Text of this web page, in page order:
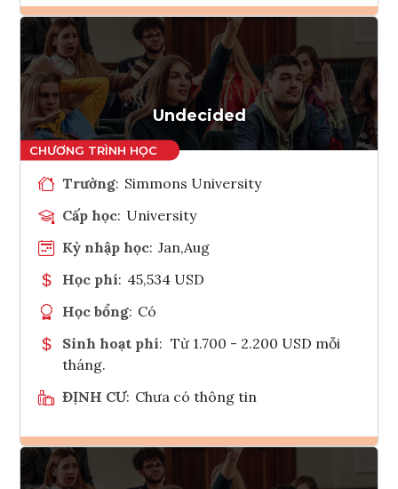
Ghi danh
Tham vấn Interlink
Undecided
Trường: Simmons University
Cấp học: University
Kỳ nhập học: Jan,Aug
Học phí: 45,534 USD
Học bổng: Có
Sinh hoạt phí: Từ 1.700 - 2.200 USD mỗi
tháng.
ĐỊNH CƯ: Chưa có thông tin
Ghi danh